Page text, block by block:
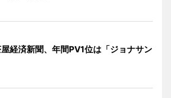
経済新聞、年間PV1位は「ジョナサン